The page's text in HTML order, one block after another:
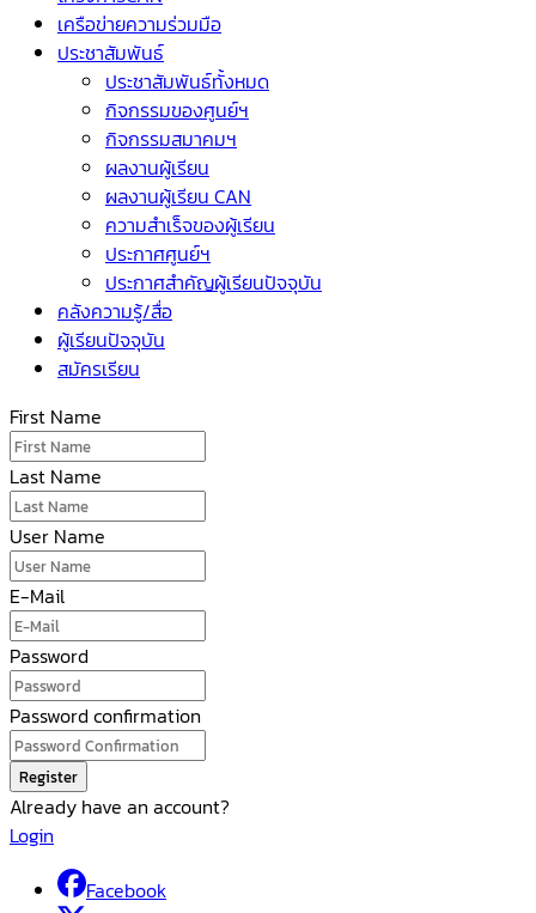
เครือข่ายความร่วมมือ
ประชาสัมพันธ์
ประชาสัมพันธ์ทั้งหมด
กิจกรรมของศูนย์ฯ
กิจกรรมสมาคมฯ
ผลงานผู้เรียน
ผลงานผู้เรียน CAN
ความสำเร็จของผู้เรียน
ประกาศศูนย์ฯ
ประกาศสำคัญผู้เรียนปัจจุบัน
คลังความรู้/สื่อ
ผู้เรียนปัจจุบัน
สมัครเรียน
First Name
Last Name
User Name
E-Mail
Password
Password confirmation
Register
Already have an account?
Login
Facebook